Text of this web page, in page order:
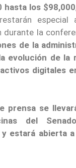
hasta los $98,000
especial
durante la
de la
evolución de la
digitales
prensa se
del
y estará abierta